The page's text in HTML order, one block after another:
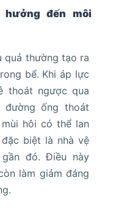
đến môi
quả thường tạo ra
bể. Khi áp lực
thoát ngược qua
đường ống thoát
hôi có thể lan
biệt là nhà vệ
đó. Điều này
làm giảm đáng